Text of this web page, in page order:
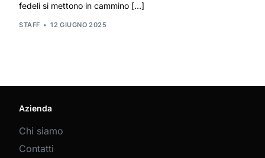
fedeli si mettono in cammino […]
STAFF 12 GIUGNO 2025
Azienda
Chi siamo
Contatti